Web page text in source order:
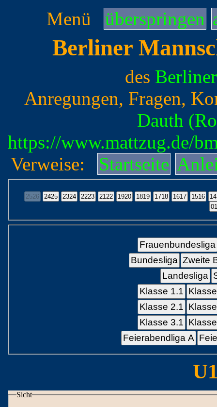
Menü überspringen
Berliner
des
Anregungen, Fragen,
Dauth
https://www.mattzug.de/
Verweise:
Startseite
Frauenbundesliga
Bundesliga Zweite
Landesliga
Klasse 1.1
Klasse 2.1
Klasse 3.1
Feierabendliga A
Sicht